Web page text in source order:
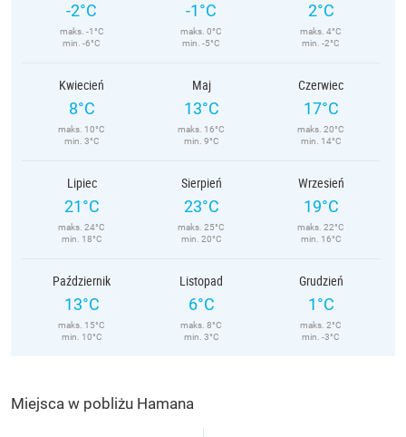
-2°C
maks. -1°C
min. -6°C
-1°C
maks. 0°C
min. -5°C
2°C
maks. 4°C
min. -2°C
Kwiecień
8°C
maks. 10°C
min. 3°C
Maj
13°C
maks. 16°C
min. 9°C
Czerwiec
17°C
maks. 20°C
min. 14°C
Lipiec
21°C
maks. 24°C
min. 18°C
Sierpień
23°C
maks. 25°C
min. 20°C
Wrzesień
19°C
maks. 22°C
min. 16°C
Październik
13°C
maks. 15°C
min. 10°C
Listopad
6°C
maks. 8°C
min. 3°C
Grudzień
1°C
maks. 2°C
min. -3°C
Miejsca w pobliżu Hamana